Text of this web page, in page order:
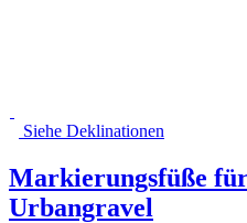
Siehe Deklinationen
Markierungsfüße
Urbangravel